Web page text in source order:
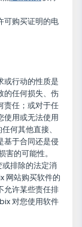
可购买证明的电
或行动的性质是
的任何损失、伤
责任；或对于任
使用或无法使用
何其他直接、
基于合同还是侵
的可能性。
排除的法定消
网站购买软件的
允许某些责任排
对您使用软件